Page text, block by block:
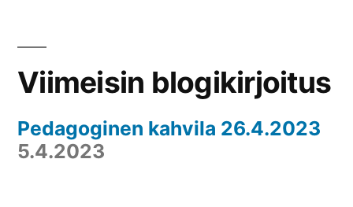
Viimeisin blogikirjoitus
Pedagoginen kahvila 26.4.2023
5.4.2023